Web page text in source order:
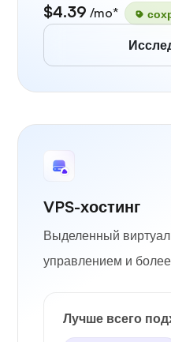
$4.39 /mo*
VPS-хостинг
Выделенный
управлением и
Лучше всего